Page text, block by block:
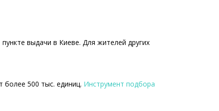
выдачи в Киеве. Для жителей других
более 500 тыс. единиц. Инструмент подбора